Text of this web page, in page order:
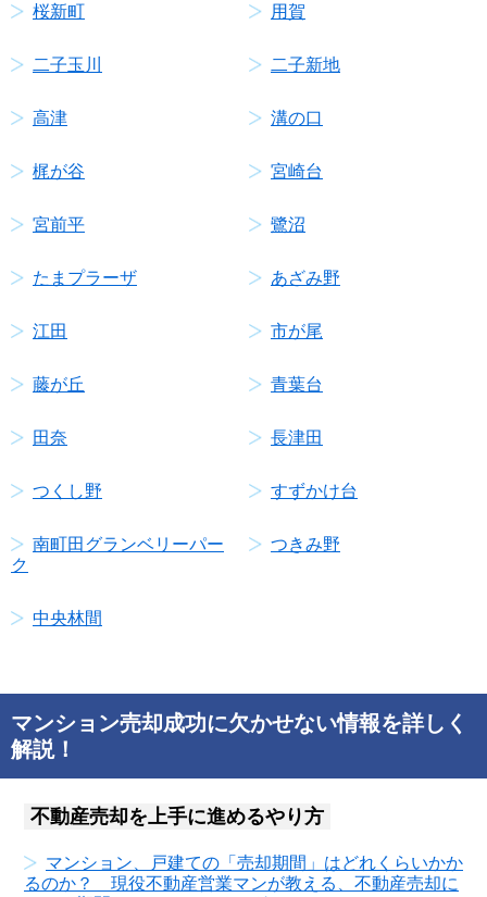
桜新町 用賀
二子玉川 二子新地
高津 溝の口
梶が谷 宮崎台
宮前平 鷺沼
たまプラーザ あざみ野
江田 市が尾
藤が丘 青葉台
田奈 長津田
つくし野 すずかけ台
南町田グランベリーパー
ク
つきみ野
中央林間
マンション売却成功に欠かせない情報を詳しく
解説！
不動産売却を上手に進めるやり方
マンション、戸建ての「売却期間」はどれくらいかか
るのか？ 現役不動産営業マンが教える、不動産売却に